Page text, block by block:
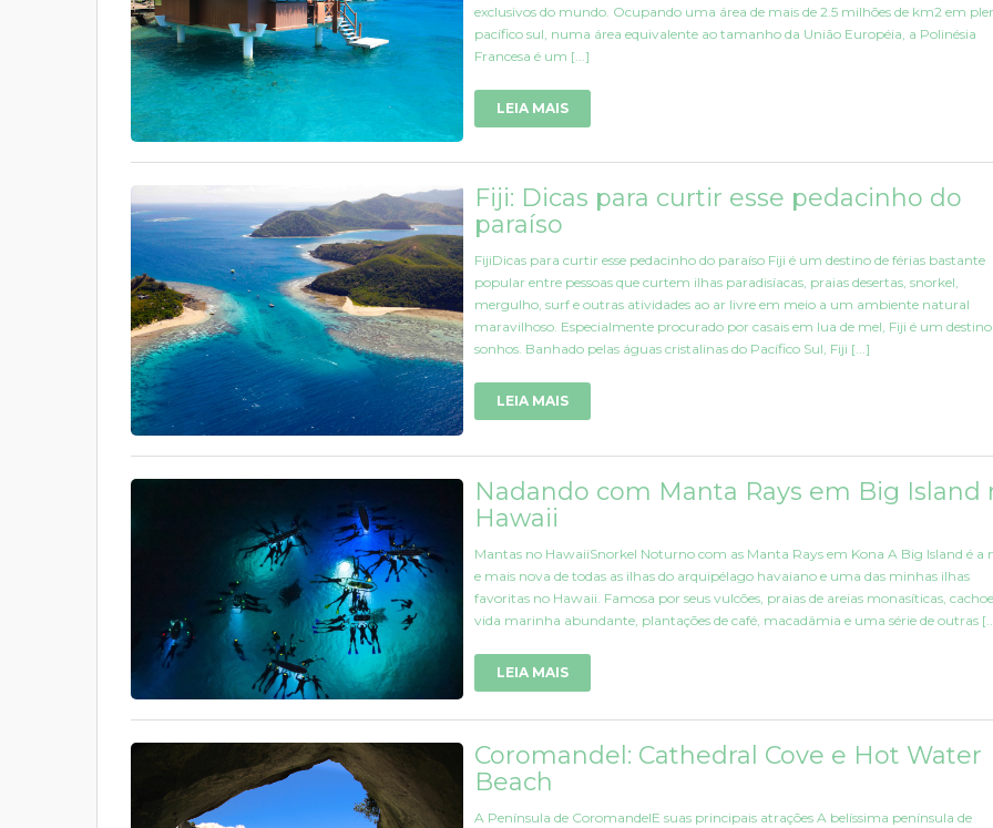
exclusivos do mundo. Ocupando uma área de mais de 2.5 milhões de km2 em
pacífico sul, numa área equivalente ao tamanho da União Européia, a Polinésia
Francesa é um [...]
LEIA MAIS
Fiji: Dicas para curtir esse pedacinho do
paraíso
FijiDicas para curtir esse pedacinho do paraíso Fiji é um destino de férias bastante
popular entre pessoas que curtem ilhas paradisíacas, praias desertas, snorkel,
mergulho, surf e outras atividades ao ar livre em meio a um ambiente natural
maravilhoso. Especialmente procurado por casais em lua de mel, Fiji é um destino
sonhos. Banhado pelas águas cristalinas do Pacífico Sul, Fiji [...]
LEIA MAIS
Nadando com Manta Rays em Big Island
Hawaii
Mantas no HawaiiSnorkel Noturno com as Manta Rays em Kona A Big Island é a
e mais nova de todas as ilhas do arquipélago havaiano e uma das minhas ilhas
favoritas no Hawaii. Famosa por seus vulcões, praias de areias monasíticas,
vida marinha abundante, plantações de café, macadâmia e uma série de outras
LEIA MAIS
Coromandel: Cathedral Cove e Hot Water
Beach
A Península de CoromandelE suas principais atrações A belíssima península de